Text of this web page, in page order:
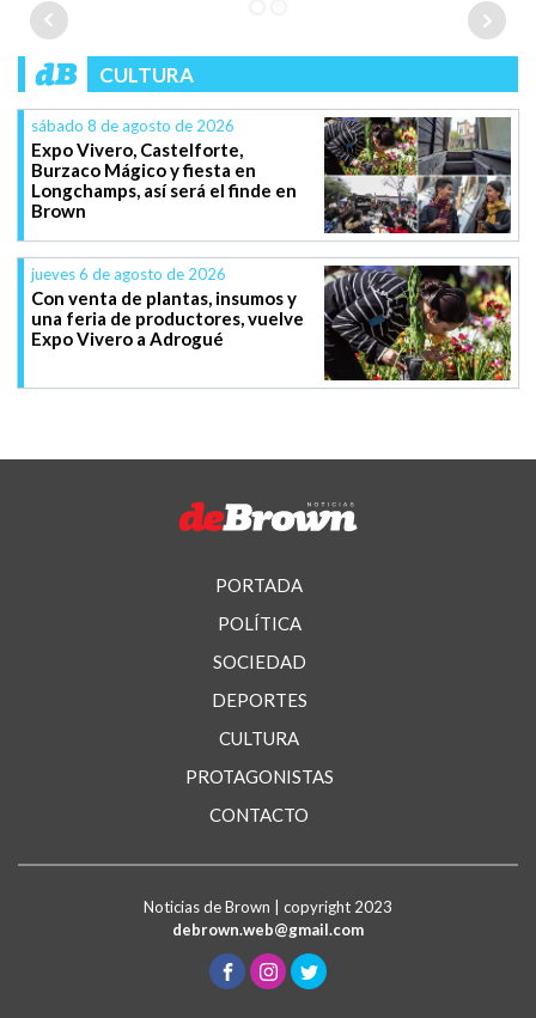
CULTURA
sábado 8 de agosto de 2026
Expo Vivero, Castelforte,
Burzaco Mágico y fiesta en
Longchamps, así será el finde en
Brown
jueves 6 de agosto de 2026
Con venta de plantas, insumos y
una feria de productores, vuelve
Expo Vivero a Adrogué
PORTADA
POLÍTICA
SOCIEDAD
DEPORTES
CULTURA
PROTAGONISTAS
CONTACTO
Noticias de Brown | copyright 2023
debrown.web@gmail.com